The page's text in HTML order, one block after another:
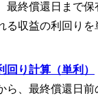
最終償還日まで
る収益の利回りを
回り計算（単利）
ら、最終償還日前